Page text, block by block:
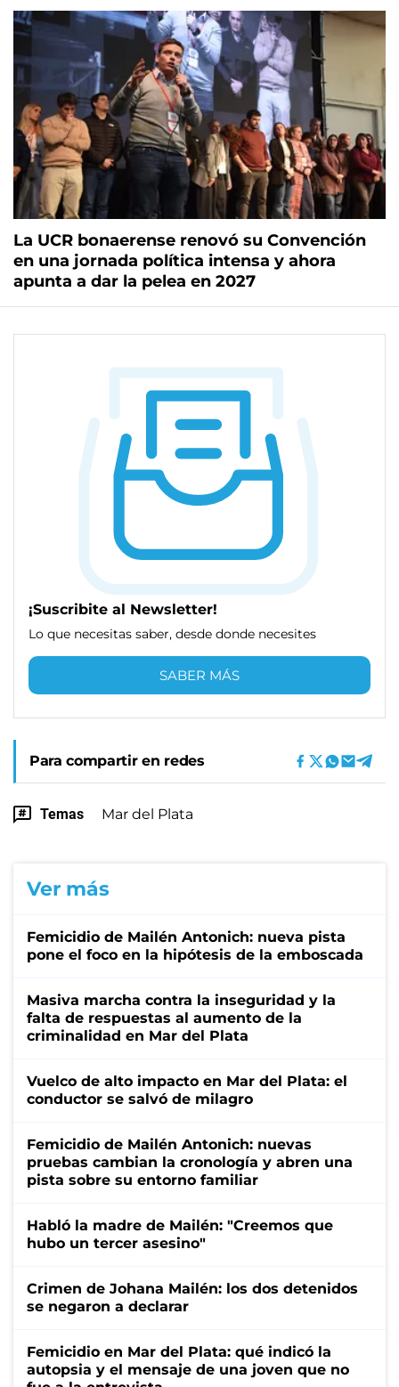
La UCR bonaerense renovó su Convención
en una jornada política intensa y ahora
apunta a dar la pelea en 2027
¡Suscribite al Newsletter!
Lo que necesitas saber, desde donde necesites
SABER MÁS
Para compartir en redes
Temas Mar del Plata
Ver más
Femicidio de Mailén Antonich: nueva pista
pone el foco en la hipótesis de la emboscada
Masiva marcha contra la inseguridad y la
falta de respuestas al aumento de la
criminalidad en Mar del Plata
Vuelco de alto impacto en Mar del Plata: el
conductor se salvó de milagro
Femicidio de Mailén Antonich: nuevas
pruebas cambian la cronología y abren una
pista sobre su entorno familiar
Habló la madre de Mailén: "Creemos que
hubo un tercer asesino"
Crimen de Johana Mailén: los dos detenidos
se negaron a declarar
Femicidio en Mar del Plata: qué indicó la
autopsia y el mensaje de una joven que no